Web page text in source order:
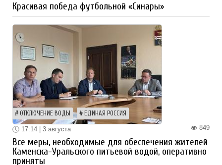
Красивая победа футбольной «Синары»
ОТКЛЮЧЕНИЕ ВОДЫ ЕДИНАЯ РОССИЯ
849
17:14 | 3 августа
Все меры, необходимые для обеспечения жителей
Каменска-Уральского питьевой водой, оперативно
приняты